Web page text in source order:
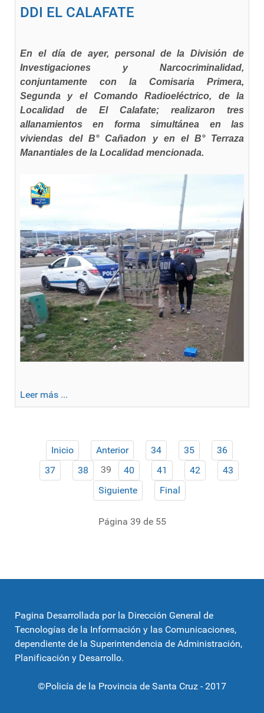
DDI EL CALAFATE
En el día de ayer, personal de la División de
Investigaciones y Narcocriminalidad,
conjuntamente con la Comisaria Primera,
Segunda y el Comando Radioeléctrico, de la
Localidad de El Calafate; realizaron tres
allanamientos en forma simultánea en las
viviendas del B° Cañadon y en el B° Terraza
Manantiales de la Localidad mencionada.
Leer más ...
Inicio Anterior 34 35
36
37
38 39 40 41 42
43
Siguiente
Final
Página 39 de 55
Pagina Desarrollada por la Dirección General de
Tecnologías de la Información y las Comunicaciones,
dependiente de la Superintendencia de Administración,
Planificación y Desarrollo.
©Policía de la Provincia de Santa Cruz - 2017